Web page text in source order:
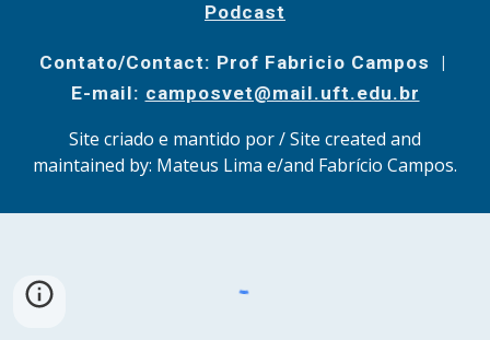
Podcast
Contato/Contact: Prof Fabricio Campos |
E-mail: camposvet@mail.uft.edu.br
Site criado e mantido por / Site created and
maintained by: Mateus Lima e/and Fabrício Campos.